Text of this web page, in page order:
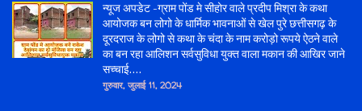
न्यूज अपडेट -ग्राम पोंड मे सीहोर वाले प्रदीप मिश्रा के कथा
आयोजक बन लोगो के धार्मिक भावनाओं से खेल पुरे छत्तीसगढ़ के
दूरदराज के लोगो से कथा के चंदा के नाम करोड़ो रूपये ऐठने वाले
का बन रहा आलिशन सर्वसुविधा युक्त वाला मकान की आखिर जाने
सच्चाई....
गुरुवार, जुलाई 11, 2024